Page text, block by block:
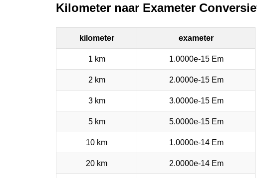
Kilometer naar Exameter
kilometer exameter
1 km 1.0000e-15 Em
2 km 2.0000e-15 Em
3 km 3.0000e-15 Em
5 km 5.0000e-15 Em
10 km 1.0000e-14 Em
20 km 2.0000e-14 Em